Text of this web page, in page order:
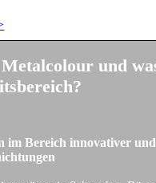
und
im Bereich innovativer